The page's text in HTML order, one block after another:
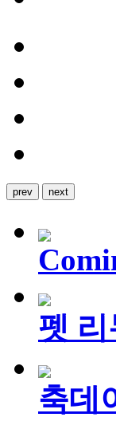
prev next
펫 리
축데